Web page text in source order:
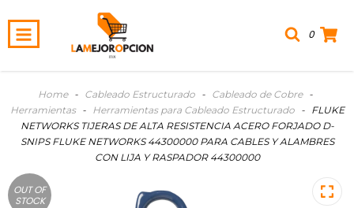
0
Home - Cableado Estructurado - Cableado de Cobre
-
Herramientas
- Herramientas para Cableado Estructurado -
FLUKE
NETWORKS TIJERAS DE ALTA RESISTENCIA ACERO FORJADO D-
SNIPS FLUKE NETWORKS 44300000 PARA CABLES Y ALAMBRES
CON LIJA Y RASPADOR 44300000
OUT OF
STOCK